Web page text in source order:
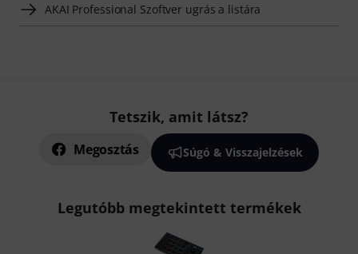
AKAI Professional Szoftver ugrás a listára
Tetszik, amit látsz?
Megosztás Súgó & Visszajelzések
Legutóbb megtekintett termékek